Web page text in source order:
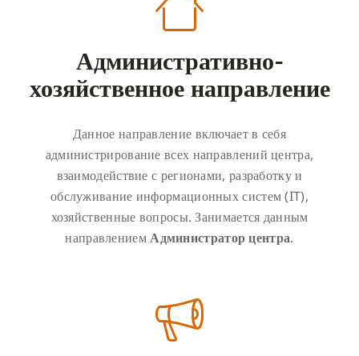
Административно-
хозяйственное направление
Данное направление включает в себя
администрирование всех направлений центра,
взаимодействие с регионами, разработку и
обслуживание информационных систем (IT),
хозяйственные вопросы. Занимается данным
направлениемАдминистратор центра.